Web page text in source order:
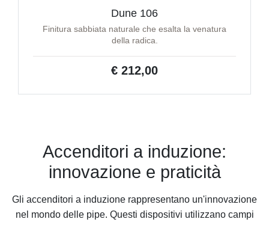
Dune 106
Finitura sabbiata naturale che esalta la venatura
della radica.
€ 212,00
Accenditori a induzione:
innovazione e praticità
Gli accenditori a induzione rappresentano un'innovazione
nel mondo delle pipe. Questi dispositivi utilizzano campi